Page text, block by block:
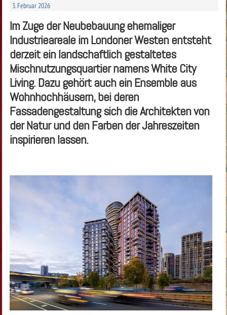
3. Februar 2026
Im Zuge der Neubebauung ehemaliger
Industrieareale im Londoner Westen entsteht
derzeit ein landschaftlich gestaltetes
Mischnutzungsquartier namens White City
Living. Dazu gehört auch ein Ensemble aus
Wohnhochhäusern, bei deren
Fassadengestaltung sich die Architekten von
der Natur und den Farben der Jahreszeiten
inspirieren lassen.